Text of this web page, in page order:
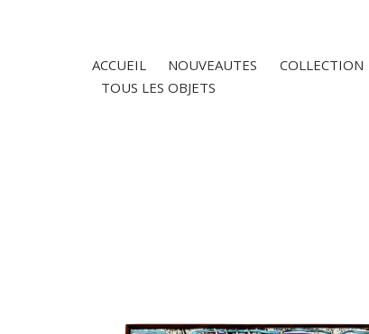
ACCUEIL NOUVEAUTES
COLLECTION
TOUS LES OBJETS